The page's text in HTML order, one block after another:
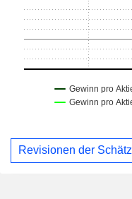
Revisionen der